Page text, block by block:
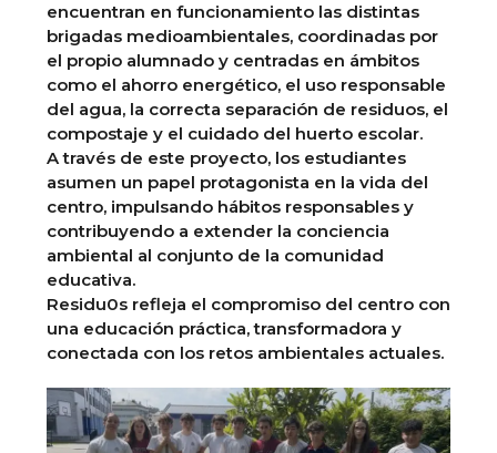
encuentran en funcionamiento las distintas
brigadas medioambientales, coordinadas por
el propio alumnado y centradas en ámbitos
como el ahorro energético, el uso responsable
del agua, la correcta separación de residuos, el
compostaje y el cuidado del huerto escolar.
A través de este proyecto, los estudiantes
asumen un papel protagonista en la vida del
centro, impulsando hábitos responsables y
contribuyendo a extender la conciencia
ambiental al conjunto de la comunidad
educativa.
Residu0s refleja el compromiso del centro con
una educación práctica, transformadora y
conectada con los retos ambientales actuales.